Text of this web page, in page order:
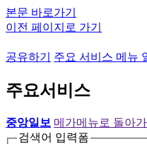
본문 바로가기
이전 페이지로 가기
공유하기 주요 서비스 메뉴
주요서비스
중앙일보 메가메뉴로 돌아가
검색어 입력폼